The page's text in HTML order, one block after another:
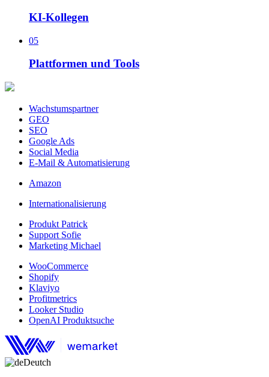
KI-Kollegen
05
Plattformen und Tools
Wachstumspartner
GEO
SEO
Google Ads
Social Media
E-Mail & Automatisierung
Amazon
Internationalisierung
Produkt Patrick
Support Sofie
Marketing Michael
WooCommerce
Shopify
Klaviyo
Profitmetrics
Looker Studio
OpenAI Produktsuche
Deutch